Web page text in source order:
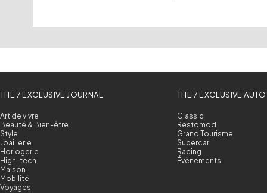
THE 7 EXCLUSIVE JOURNAL
Art de vivre
Beauté & Bien-être
Style
Joaillerie
Horlogerie
High-tech
Maison
Mobilité
Voyages
THE 7 EXCLUSIVE AUTO
Classic
Restomod
Grand Tourisme
Supercar
Racing
Évènements